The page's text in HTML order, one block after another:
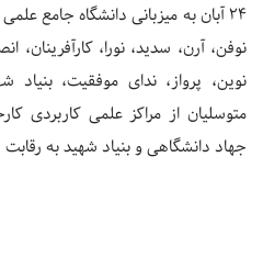
24 آبان به میزبانی دانشگاه جامع
نوفن، آرن، سدید، نورا، کارآفرینان،
متوسلیان از مراکز علمی کاربردی
جهاد دانشگاهی و بنیاد شهید به رقابت